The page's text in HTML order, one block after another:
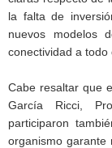
la falta de
nuevos modelos
conectividad a todo
Cabe resaltar que
García Ricci,
participaron
organismo garante